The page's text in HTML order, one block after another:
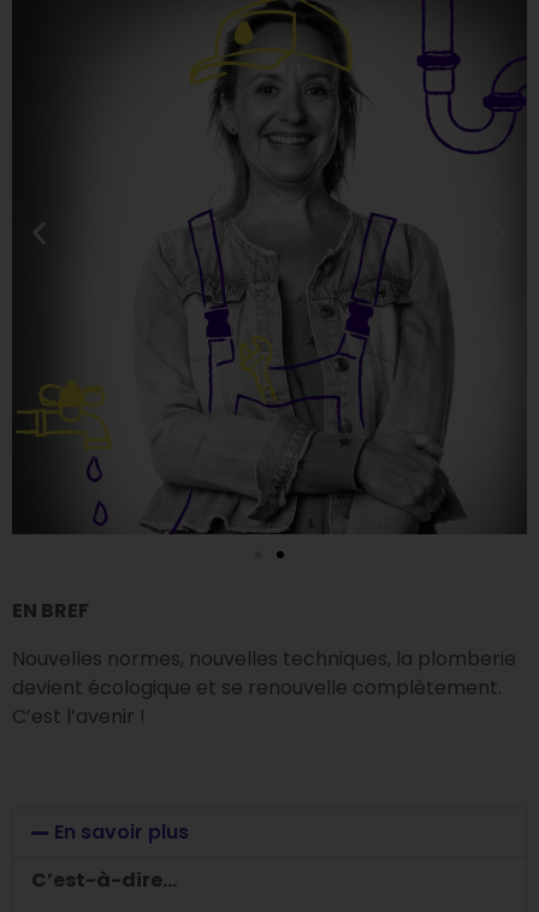
EN BREF
Nouvelles normes, nouvelles techniques, la plomberie
devient écologique et se renouvelle complètement.
C’est l’avenir !
En savoir plus
C’est-à-dire…